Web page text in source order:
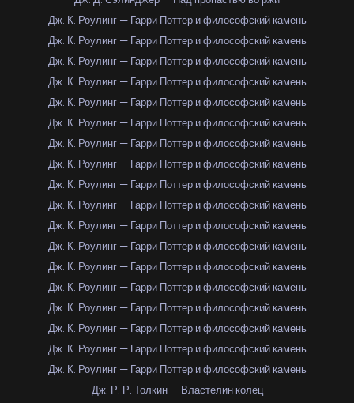
Дж. К. Роулинг — Гарри Поттер и философский камень
Дж. К. Роулинг — Гарри Поттер и философский камень
Дж. К. Роулинг — Гарри Поттер и философский камень
Дж. К. Роулинг — Гарри Поттер и философский камень
Дж. К. Роулинг — Гарри Поттер и философский камень
Дж. К. Роулинг — Гарри Поттер и философский камень
Дж. К. Роулинг — Гарри Поттер и философский камень
Дж. К. Роулинг — Гарри Поттер и философский камень
Дж. К. Роулинг — Гарри Поттер и философский камень
Дж. К. Роулинг — Гарри Поттер и философский камень
Дж. К. Роулинг — Гарри Поттер и философский камень
Дж. К. Роулинг — Гарри Поттер и философский камень
Дж. К. Роулинг — Гарри Поттер и философский камень
Дж. К. Роулинг — Гарри Поттер и философский камень
Дж. К. Роулинг — Гарри Поттер и философский камень
Дж. К. Роулинг — Гарри Поттер и философский камень
Дж. К. Роулинг — Гарри Поттер и философский камень
Дж. К. Роулинг — Гарри Поттер и философский камень
Дж. Р. Р. Толкин — Властелин колец